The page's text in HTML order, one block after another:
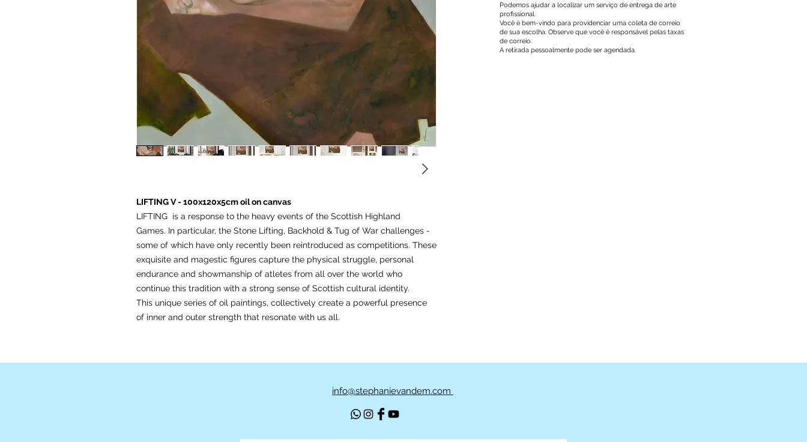
LIFTING V - 100x120x5cm oil on canvas
LIFTING is a response to the heavy events of the Scottish Highland
Games. In particular, the Stone Lifting, Backhold & Tug of War challenges -
some of which have only recently been reintroduced as competitions. These
exquisite and magestic figures capture the physical struggle, personal
endurance and showmanship of atletes from all over the world who
continue this tradition with a strong sense of Scottish cultural identity.
This unique series of oil paintings, collectively create a powerful presence
of inner and outer strength that resonate with us all.
Podemos ajudar a localizar um serviço de entrega de arte
profissional.
Você é bem-vindo para providenciar uma coleta de correio
de sua escolha. Observe que você é responsável pelas taxas
de correio.
A retirada pessoalmente pode ser agendada.
info@stephanievandem.com